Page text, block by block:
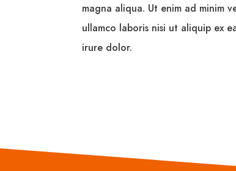
magna aliqua. Ut enim ad minim
ullamco laboris nisi ut aliquip ex
irure dolor.